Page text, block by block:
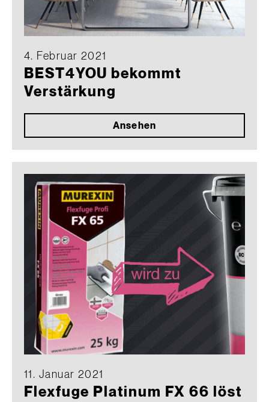
4. Februar 2021
BEST4YOU bekommt
Verstärkung
Ansehen
11. Januar 2021
Flexfuge Platinum FX 66 löst